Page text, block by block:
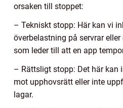
orsaken till stoppet:
– Tekniskt stopp: Här kan vi
överbelastning på servrar
som leder till att en app
– Rättsligt stopp: Det här kan
mot upphovsrätt eller inte
lagar.